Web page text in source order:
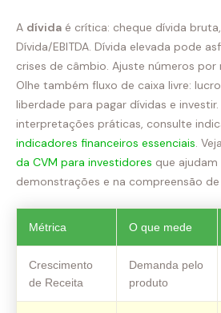
A dívida é crítica: cheque dívida
Dívida/EBITDA. Dívida elevada pode
crises de câmbio. Ajuste números
Olhe também fluxo de caixa livre:
liberdade para pagar dívidas e
interpretações práticas, consulte
indicadores financeiros essenciais.
da CVM para investidores que
demonstrações e na compreensão de
Métrica O que mede
Crescimento
de Receita
Demanda pelo
produto